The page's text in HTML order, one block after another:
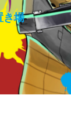
き場